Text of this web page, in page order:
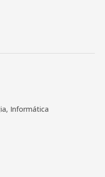
Informática